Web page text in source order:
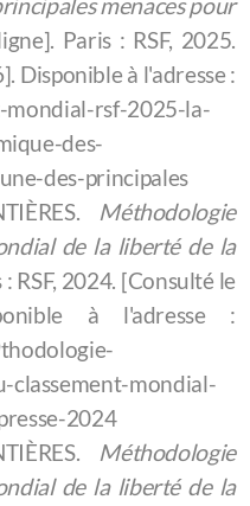
Paris : RSF, 2025.
Disponible à l'adresse :
mondial-rsf-2025-la-
des-
des-principales
Méthodologie
de la liberté de la
RSF, 2024. [Consulté le
à l'adresse :
classement-mondial-
2024
Méthodologie
de la liberté de la